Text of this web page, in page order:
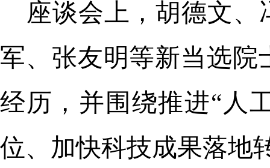
座谈会上，胡德文
军、张友明等新当选
经历，并围绕推进“人
位、加快科技成果落地